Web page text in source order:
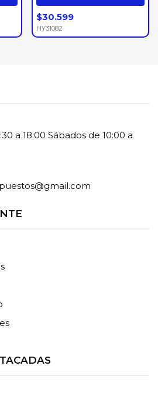
$30.599
HY31082
a 18:00 Sábados de 10:00 a